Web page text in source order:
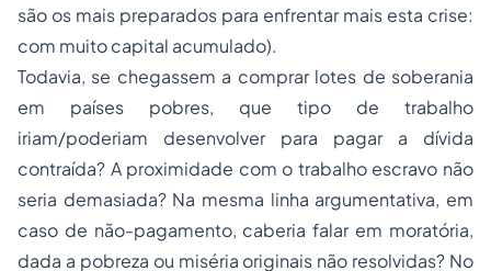
são os mais preparados para enfrentar mais esta crise:
com muito capital acumulado).
Todavia, se chegassem a comprar lotes de soberania
em países pobres, que tipo de trabalho
iriam/poderiam desenvolver para pagar a dívida
contraída? A proximidade com o trabalho escravo não
seria demasiada? Na mesma linha argumentativa, em
caso de não-pagamento, caberia falar em moratória,
dada a pobreza ou miséria originais não resolvidas? No